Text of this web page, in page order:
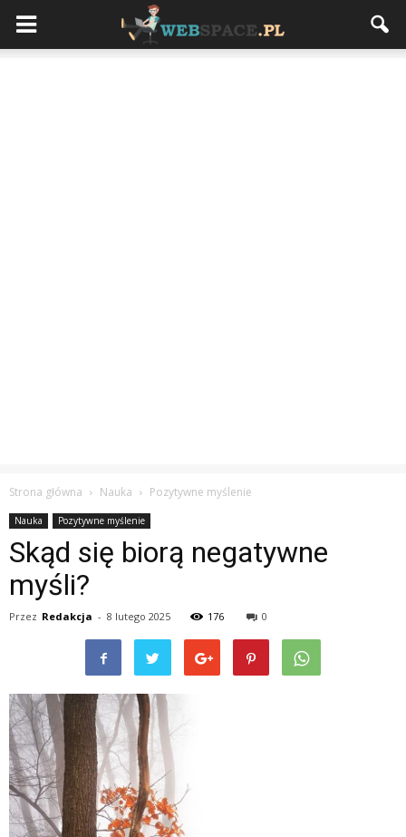
Strona główna Nauka Pozytywne myślenie
Nauka Pozytywne myślenie
Skąd się biorą negatywne
myśli?
Przez Redakcja - 8 lutego 2025 176 0